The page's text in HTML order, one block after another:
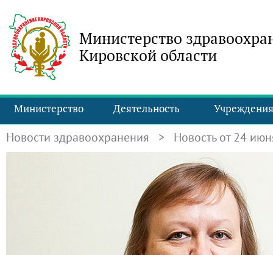
Министерство
Кировской области
Министерство Деятельность Учреждения
Новости здравоохранения > Новость от 24